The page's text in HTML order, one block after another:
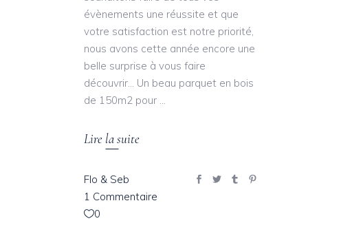
évènements une réussite et que
votre satisfaction est notre priorité,
nous avons cette année encore une
belle surprise à vous faire
découvrir… Un beau parquet en bois
de 150m2 pour
Lire la suite
Flo & Seb
1 Commentaire
0